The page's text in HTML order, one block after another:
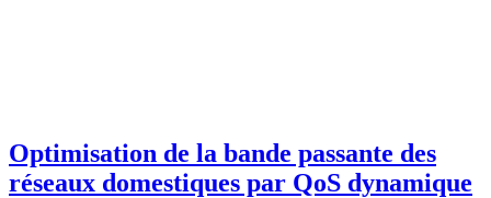
Optimisation de la bande passante des
réseaux domestiques par QoS dynamique